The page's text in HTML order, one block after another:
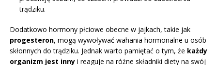
trądziku.
Dodatkowo hormony płciowe obecne w jajkach, takie jak
progesteron, mogą wywoływać wahania hormonalne u osób
skłonnych do trądziku. Jednak warto pamiętać o tym, że każdy
organizm jest inny i reaguje na różne składniki diety na swój